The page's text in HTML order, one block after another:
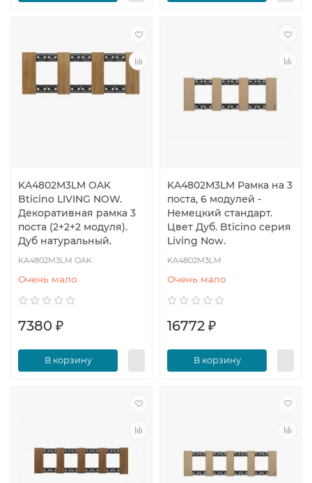
KA4802M3LM OAK
Bticino LIVING NOW.
Декоративная рамка 3
поста (2+2+2 модуля).
Дуб натуральный.
KA4802M3LM OAK
Очень мало
7380 ₽
В корзину
KA4802M3LM Рамка на 3
поста, 6 модулей -
Немецкий стандарт.
Цвет Дуб. Bticino серия
Living Now.
KA4802M3LM
Очень мало
16772 ₽
В корзину